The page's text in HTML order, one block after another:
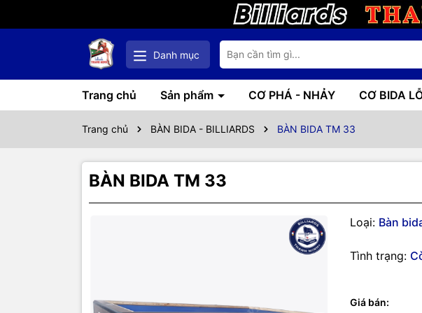
Danh mục
Trang chủ Sản phẩm CƠ PHÁ - NHẢY CƠ BIDA
Trang chủ BÀN BIDA - BILLIARDS BÀN BIDA TM 33
BÀN BIDA TM 33
Loại: Bàn
Tình trạng:
Giá bán:
Thông số kỹ thuật
Xuất xứ từ Hàn Quốc, một trong